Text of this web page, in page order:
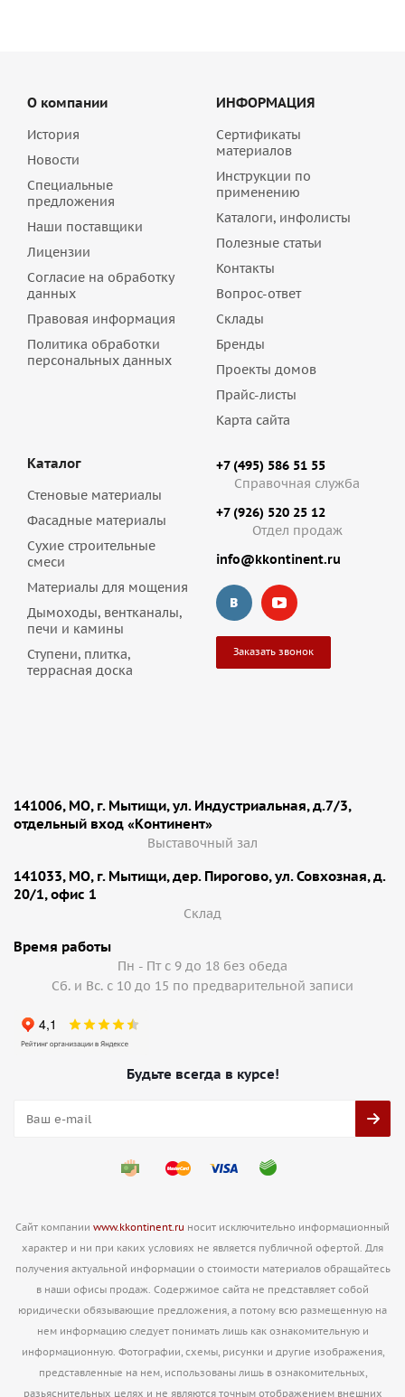
О компании
История
Новости
Специальные
предложения
Наши поставщики
Лицензии
Согласие на обработку
данных
Правовая информация
Политика обработки
персональных данных
ИНФОРМАЦИЯ
Сертификаты
материалов
Инструкции по
применению
Каталоги, инфолисты
Полезные статьи
Контакты
Вопрос-ответ
Склады
Бренды
Проекты домов
Прайс-листы
Карта сайта
Каталог
Стеновые материалы
Фасадные материалы
Сухие строительные
смеси
Материалы для мощения
Дымоходы, вентканалы,
печи и камины
Ступени, плитка,
террасная доска
+7 (495) 586 51 55
Справочная служба
+7 (926) 520 25 12
Отдел продаж
info@kkontinent.ru
Заказать звонок
141006, МО, г. Мытищи, ул. Индустриальная, д.7/3,
отдельный вход «Континент»
Выставочный зал
141033, МО, г. Мытищи, дер. Пирогово, ул. Совхозная, д.
20/1, офис 1
Cклад
Время работы
Пн - Пт с 9 до 18 без обеда
Сб. и Вс. с 10 до 15 по предварительной записи
Будьте всегда в курсе!
Сайт компании www.kkontinent.ru носит исключительно информационный
характер и ни при каких условиях не является публичной офертой. Для
получения актуальной информации о стоимости материалов обращайтесь
в наши офисы продаж. Содержимое сайта не представляет собой
юридически обязывающие предложения, а потому всю размещенную на
нем информацию следует понимать лишь как ознакомительную и
информационную. Фотографии, схемы, рисунки и другие изображения,
представленные на нем, использованы лишь в ознакомительных,
разьяснительных целях и не являются точным отображением внешних